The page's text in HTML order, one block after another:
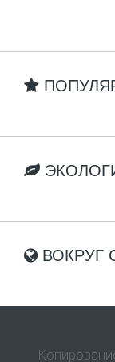
ВОКРУГ